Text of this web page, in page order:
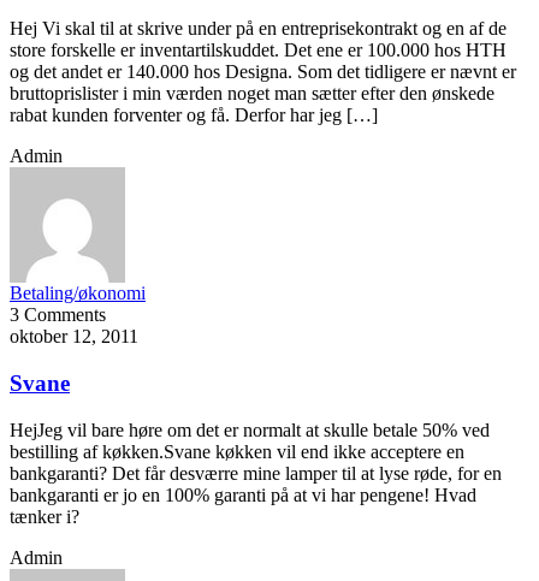
Hej Vi skal til at skrive under på en entreprisekontrakt og en af de
store forskelle er inventartilskuddet. Det ene er 100.000 hos HTH
og det andet er 140.000 hos Designa. Som det tidligere er nævnt er
bruttoprislister i min værden noget man sætter efter den ønskede
rabat kunden forventer og få. Derfor har jeg […]
Admin
Betaling/økonomi
3 Comments
oktober 12, 2011
Svane
HejJeg vil bare høre om det er normalt at skulle betale 50% ved
bestilling af køkken.Svane køkken vil end ikke acceptere en
bankgaranti? Det får desværre mine lamper til at lyse røde, for en
bankgaranti er jo en 100% garanti på at vi har pengene! Hvad
tænker i?
Admin